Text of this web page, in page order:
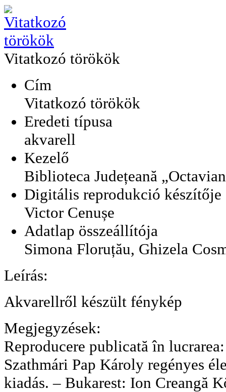
Vitatkozó törökök
Cím
Vitatkozó törökök
Eredeti típusa
akvarell
Kezelő
Biblioteca Județeană
Digitális reprodukció készítője
Victor Cenușe
Adatlap összeállítója
Simona Floruțău, Ghizela
Leírás:
Akvarellről készült fénykép
Megjegyzések:
Reproducere publicată în
Szathmári Pap Károly regényes
kiadás. – Bukarest: Ion Creangă